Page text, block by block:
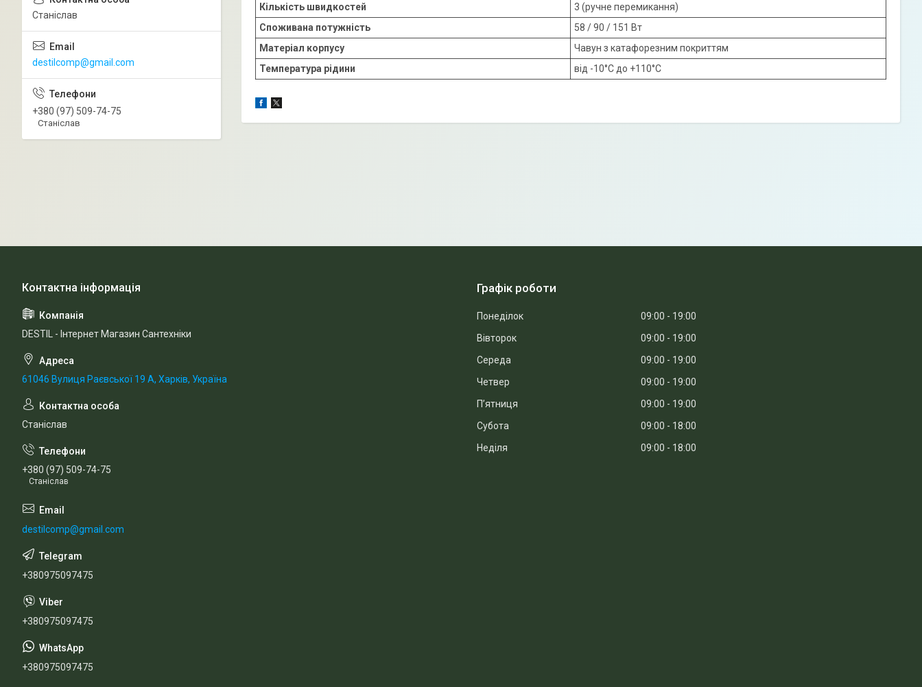
Кількість швидкостей
3 (ручне перемикання)
Споживана потужність
58 / 90 / 151 Вт
Матеріал корпусу
Чавун з катафорезним покриттям
Температура рідини
від -10°C до +110°C
Станіслав
destilcomp@gmail.com
+380 (97) 509-74-75
Станіслав
DESTIL - Інтернет Магазин Сантехніки
61046 Вулиця Раєвської 19 А, Харків, Україна
Станіслав
+380 (97) 509-74-75
Станіслав
destilcomp@gmail.com
+380975097475
+380975097475
+380975097475
Графік роботи
Понеділок 09:00
19:00
Вівторок
09:00
19:00
Середа
09:00
19:00
Четвер
09:00
19:00
Пʼятниця
09:00
19:00
Субота
09:00
18:00
Неділя
09:00 18:00